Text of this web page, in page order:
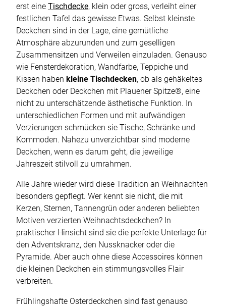
erst eine Tischdecke, klein oder gross, verleiht einer
festlichen Tafel das gewisse Etwas. Selbst kleinste
Deckchen sind in der Lage, eine gemütliche
Atmosphäre abzurunden und zum geselligen
Zusammensitzen und Verweilen einzuladen. Genauso
wie Fensterdekoration, Wandfarbe, Teppiche und
Kissen haben kleine Tischdecken, ob als gehäkeltes
Deckchen oder Deckchen mit Plauener Spitze®, eine
nicht zu unterschätzende ästhetische Funktion. In
unterschiedlichen Formen und mit aufwändigen
Verzierungen schmücken sie Tische, Schränke und
Kommoden. Nahezu unverzichtbar sind moderne
Deckchen, wenn es darum geht, die jeweilige
Jahreszeit stilvoll zu umrahmen.
Alle Jahre wieder wird diese Tradition an Weihnachten
besonders gepflegt. Wer kennt sie nicht, die mit
Kerzen, Sternen, Tannengrün oder anderen beliebten
Motiven verzierten Weihnachtsdeckchen? In
praktischer Hinsicht sind sie die perfekte Unterlage für
den Adventskranz, den Nussknacker oder die
Pyramide. Aber auch ohne diese Accessoires können
die kleinen Deckchen ein stimmungsvolles Flair
verbreiten.
Frühlingshafte Osterdeckchen sind fast genauso